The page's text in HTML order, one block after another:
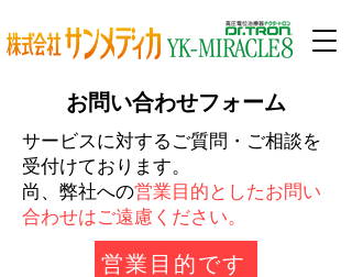
​お問い合わせフォーム
サービスに対するご質問・ご相談を
受付けております。
​尚、弊社への営業目的としたお問い
合わせはご遠慮ください。
営業目的です